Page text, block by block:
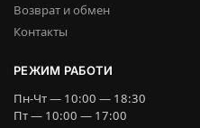
Возврат и обмен
Контакты
РЕЖИМ РАБОТИ
Пн-Чт — 10:00 — 18:30
Пт — 10:00 — 17:00